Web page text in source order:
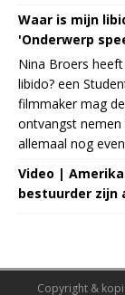
Waar is mijn
'Onderwerp
Nina Broers
libido? een
filmmaker mag
ontvangst
allemaal nog
Video |
bestuurder zijn
Copyright &